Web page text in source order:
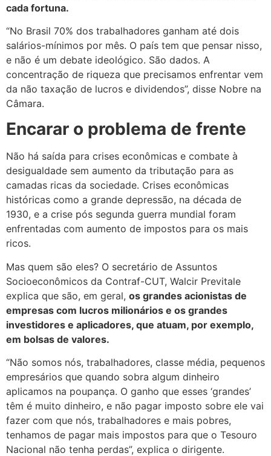
cada fortuna.
“No Brasil 70% dos trabalhadores ganham até dois
salários-mínimos por mês. O país tem que pensar nisso,
e não é um debate ideológico. São dados. A
concentração de riqueza que precisamos enfrentar vem
da não taxação de lucros e dividendos”, disse Nobre na
Câmara.
Encarar o problema de frente
Não há saída para crises econômicas e combate à
desigualdade sem aumento da tributação para as
camadas ricas da sociedade. Crises econômicas
históricas como a grande depressão, na década de
1930, e a crise pós segunda guerra mundial foram
enfrentadas com aumento de impostos para os mais
ricos.
Mas quem são eles? O secretário de Assuntos
Socioeconômicos da Contraf-CUT, Walcir Previtale
explica que são, em geral, os grandes acionistas de
empresas com lucros milionários e os grandes
investidores e aplicadores, que atuam, por exemplo,
em bolsas de valores.
“Não somos nós, trabalhadores, classe média, pequenos
empresários que quando sobra algum dinheiro
aplicamos na poupança. O ganho que esses ‘grandes’
têm é muito dinheiro, e não pagar imposto sobre ele vai
fazer com que nós, trabalhadores e mais pobres,
tenhamos de pagar mais impostos para que o Tesouro
Nacional não tenha perdas”, explica o dirigente.